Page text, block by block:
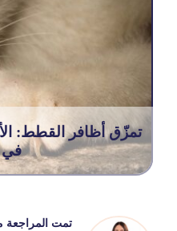
تمزّق أظافر القطط:
في
تمت المراجعة